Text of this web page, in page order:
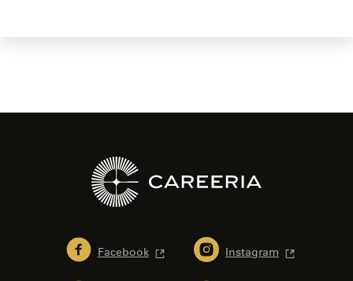
Facebook Instagram